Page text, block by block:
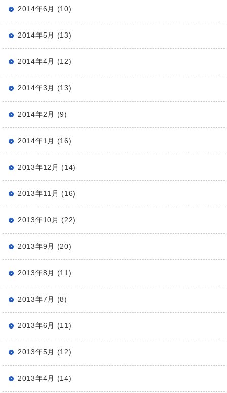
2014年6月 (10)
2014年5月 (13)
2014年4月 (12)
2014年3月 (13)
2014年2月 (9)
2014年1月 (16)
2013年12月 (14)
2013年11月 (16)
2013年10月 (22)
2013年9月 (20)
2013年8月 (11)
2013年7月 (8)
2013年6月 (11)
2013年5月 (12)
2013年4月 (14)